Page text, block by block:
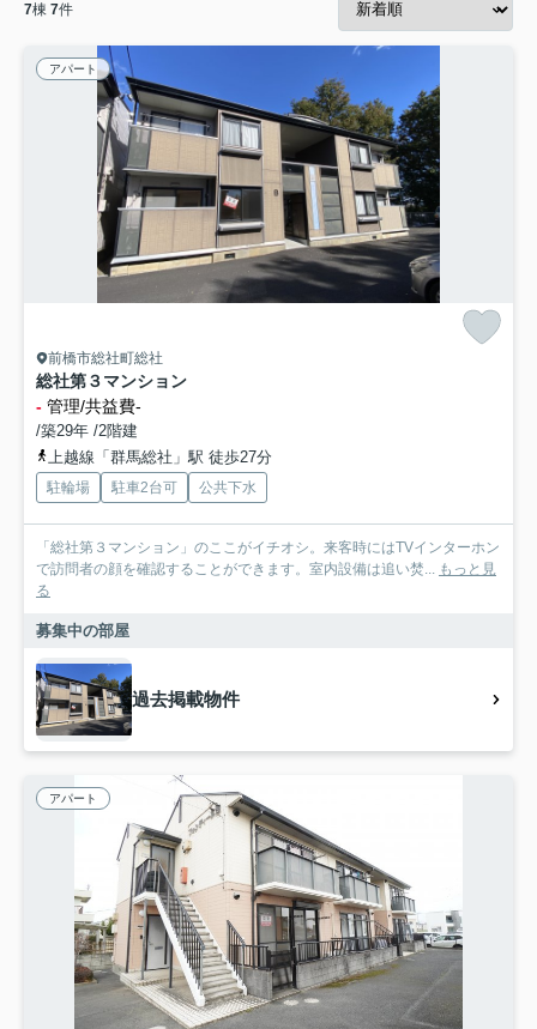
7棟 7件
アパート
前橋市総社町総社
総社第３マンション
- 管理/共益費-
/築29年 /2階建
上越線「群馬総社」駅 徒歩27分
駐輪場 駐車2台可 公共下水
「総社第３マンション」のここがイチオシ。来客時にはTVインターホン
で訪問者の顔を確認することができます。室内設備は追い焚... もっと見
る
募集中の部屋
過去掲載物件
アパート